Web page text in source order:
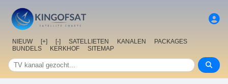
NIEUW [+] [-] SATELLIETEN KANALEN
PACKAGES
BUNDELS
KERKHOF SITEMAP